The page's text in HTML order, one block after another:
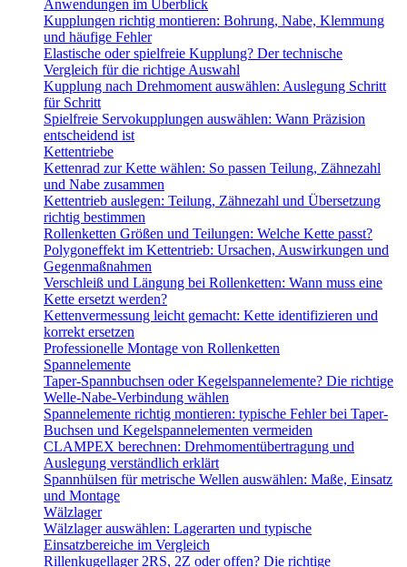
Anwendungen im Überblick
Kupplungen richtig montieren: Bohrung, Nabe, Klemmung
und häufige Fehler
Elastische oder spielfreie Kupplung? Der technische
Vergleich für die richtige Auswahl
Kupplung nach Drehmoment auswählen: Auslegung Schritt
für Schritt
Spielfreie Servokupplungen auswählen: Wann Präzision
entscheidend ist
Kettentriebe
Kettenrad zur Kette wählen: So passen Teilung, Zähnezahl
und Nabe zusammen
Kettentrieb auslegen: Teilung, Zähnezahl und Übersetzung
richtig bestimmen
Rollenketten Größen und Teilungen: Welche Kette passt?
Polygoneffekt im Kettentrieb: Ursachen, Auswirkungen und
Gegenmaßnahmen
Verschleiß und Längung bei Rollenketten: Wann muss eine
Kette ersetzt werden?
Kettenvermessung leicht gemacht: Kette identifizieren und
korrekt ersetzen
Professionelle Montage von Rollenketten
Spannelemente
Taper-Spannbuchsen oder Kegelspannelemente? Die richtige
Welle-Nabe-Verbindung wählen
Spannelemente richtig montieren: typische Fehler bei Taper-
Buchsen und Kegelspannelementen vermeiden
CLAMPEX berechnen: Drehmomentübertragung und
Auslegung verständlich erklärt
Spannhülsen für metrische Wellen auswählen: Maße, Einsatz
und Montage
Wälzlager
Wälzlager auswählen: Lagerarten und typische
Einsatzbereiche im Vergleich
Rillenkugellager 2RS, 2Z oder offen? Die richtige